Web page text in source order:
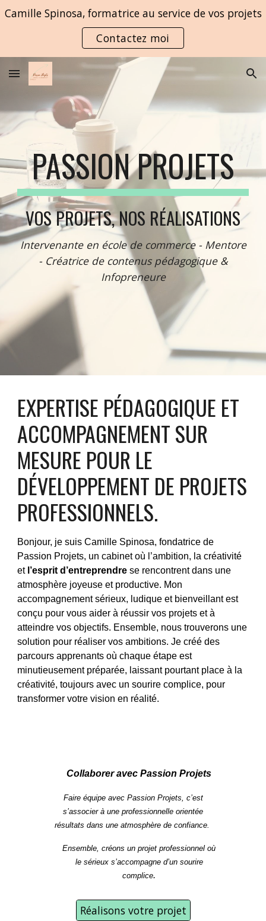
Skip to main content Skip to navigation
Camille Spinosa, formatrice au service de vos projets
Contactez moi
PASSION PROJETS
VOS PROJETS, NOS RÉALISATIONS
Intervenante en école de commerce - Mentore
- Créatrice de contenus pédagogique &
Infopreneure
EXPERTISE PÉDAGOGIQUE ET
ACCOMPAGNEMENT SUR
MESURE POUR LE
DÉVELOPPEMENT DE PROJETS
PROFESSIONNELS.
Bonjour, je suis Camille Spinosa, fondatrice de
Passion Projets, un cabinet où l’ambition, la créativité
et l’esprit d’entreprendre se rencontrent dans une
atmosphère joyeuse et productive. Mon
accompagnement sérieux, ludique et bienveillant est
conçu pour vous aider à réussir vos projets et à
atteindre vos objectifs. Ensemble, nous trouverons une
solution pour réaliser vos ambitions. Je créé des
parcours apprenants où chaque étape est
minutieusement préparée, laissant pourtant place à la
créativité, toujours avec un sourire complice, pour
transformer votre vision en réalité.
Collaborer avec Passion Projets
Faire équipe avec Passion Projets, c’est
s’associer à une professionnelle orientée
résultats dans une atmosphère de confiance.
Ensemble, créons un projet professionnel où
le sérieux s’accompagne d’un sourire
complice.
Réalisons votre projet